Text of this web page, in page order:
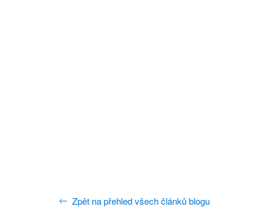
Zpět na přehled všech článků blogu